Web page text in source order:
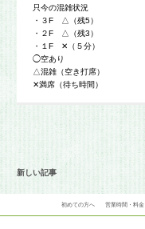
只今の混雑状況
・３F △（残5）
・２F △（残3）
・１F ✕（５分）
◯空あり
△混雑（空き打席）
✕満席（待ち時間）
新しい記事
初めての方へ 営業時間・料金